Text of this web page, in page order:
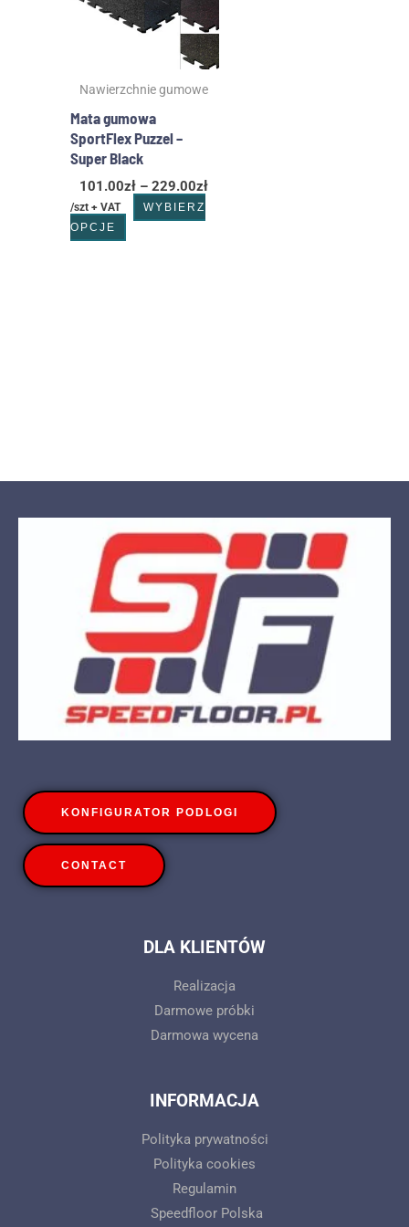
Nawierzchnie gumowe
Mata gumowa
SportFlex Puzzel –
Super Black
101.00zł – 229.00zł
/szt + VAT
WYBIERZ
OPCJE
wariantów.
Opcje
na
produktu
KONFIGURATOR PODLOGI
CONTACT
DLA KLIENTÓW
Realizacja
Darmowe próbki
Darmowa wycena
INFORMACJA
Polityka prywatności
Polityka cookies
Regulamin
Speedfloor Polska